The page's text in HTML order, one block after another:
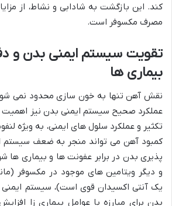
کند. این بازگشت به شادابی و نشاط، از
مصرف مکسوفر است.
تقویت سیستم ایمنی بدن و
بیماری ها
نقش آهن تنها به خون سازی محدود نمی
عملکرد صحیح سیستم ایمنی بدن نیز اهمیت
تکثیر و عملکرد سلول های ایمنی، به ویژه
کمبود آهن می تواند منجر به ضعف سیستم
پذیری بدن در برابر عفونت ها و بیماری ها
یک آنتی اکسیدان قوی است)، سیستم ایمنی
بدن برای مبارزه با عوامل بیماری زا